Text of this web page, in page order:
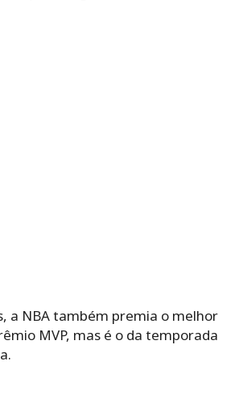
a NBA também premia o melhor
MVP, mas é o da temporada